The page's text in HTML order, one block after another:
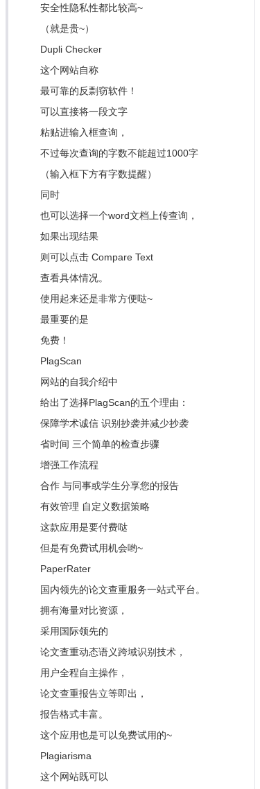
安全性隐私性都比较高~
（就是贵~）
Dupli Checker
这个网站自称
最可靠的反剽窃软件！
可以直接将一段文字
粘贴进输入框查询，
不过每次查询的字数不能超过1000字
（输入框下方有字数提醒）
同时
也可以选择一个word文档上传查询，
如果出现结果
则可以点击 Compare Text
查看具体情况。
使用起来还是非常方便哒~
最重要的是
免费！
PlagScan
网站的自我介绍中
给出了选择PlagScan的五个理由：
保障学术诚信 识别抄袭并减少抄袭
省时间 三个简单的检查步骤
增强工作流程
合作 与同事或学生分享您的报告
有效管理 自定义数据策略
这款应用是要付费哒
但是有免费试用机会哟~
PaperRater
国内领先的论文查重服务一站式平台。
拥有海量对比资源，
采用国际领先的
论文查重动态语义跨域识别技术，
用户全程自主操作，
论文查重报告立等即出，
报告格式丰富。
这个应用也是可以免费试用的~
Plagiarisma
这个网站既可以